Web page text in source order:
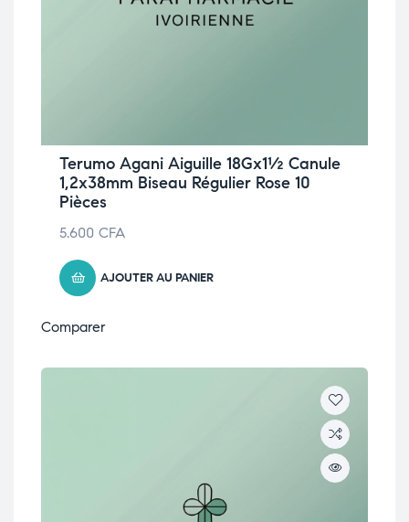
Terumo Agani Aiguille 18Gx1½ Canule
1,2x38mm Biseau Régulier Rose 10
Pièces
5.600 CFA
AJOUTER AU PANIER
Comparer